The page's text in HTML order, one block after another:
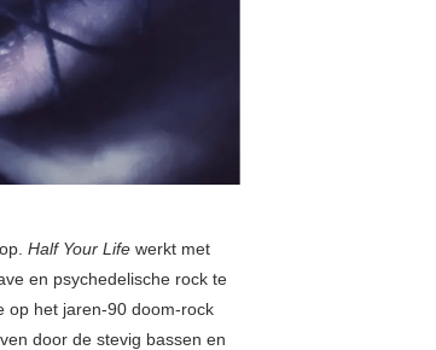
Half Your Life werkt met
en psychedelische rock te
op het jaren-90 doom-rock
door de stevig bassen en